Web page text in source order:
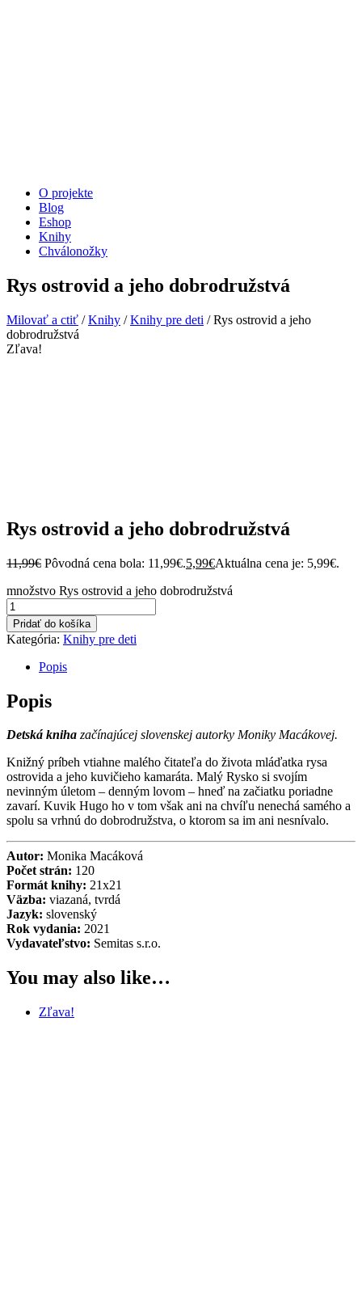
O projekte
Blog
Eshop
Knihy
Chválonožky
Rys ostrovid a jeho dobrodružstvá
Milovať a ctiť /Knihy /Knihy pre deti /Rys ostrovid a jeho
dobrodružstvá
Zľava!
Rys ostrovid a jeho dobrodružstvá
11,99€ Pôvodná cena bola: 11,99€.5,99€Aktuálna cena je: 5,99€.
množstvo Rys ostrovid a jeho dobrodružstvá
Pridať do košíka
Kategória: Knihy pre deti
Popis
Popis
Detská kniha začínajúcej slovenskej autorky Moniky Macákovej.
Knižný príbeh vtiahne malého čitateľa do života mláďatka rysa
ostrovida a jeho kuvičieho kamaráta. Malý Rysko si svojím
nevinným úletom – denným lovom – hneď na začiatku poriadne
zavarí. Kuvik Hugo ho v tom však ani na chvíľu nenechá samého a
spolu sa vrhnú do dobrodružstva, o ktorom sa im ani nesnívalo.
Autor: Monika Macáková
Počet strán: 120
Formát knihy: 21x21
Väzba: viazaná, tvrdá
Jazyk: slovenský
Rok vydania: 2021
Vydavateľstvo: Semitas s.r.o.
You may also like…
Zľava!